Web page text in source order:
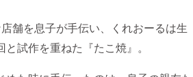
舗を息子が手伝い、くれおーるは生
試作を重ねた『たこ焼』。